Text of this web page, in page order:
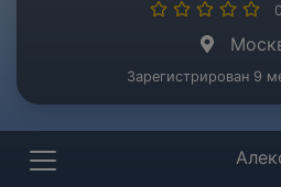
Зарегистрирован 9